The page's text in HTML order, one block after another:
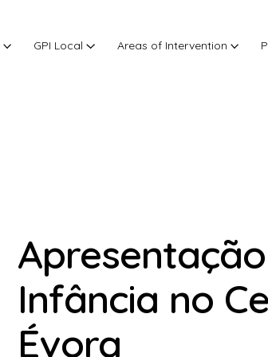
GPI Local Areas of Intervention
Infância no
Évora